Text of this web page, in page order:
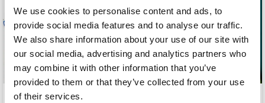
We use cookies to personalise content and ads, to
provide social media features and to analyse our traffic.
We also share information about your use of our site with
our social media, advertising and analytics partners who
may combine it with other information that you’ve
provided to them or that they’ve collected from your use
of their services.
EVIL EYE NECKLACE